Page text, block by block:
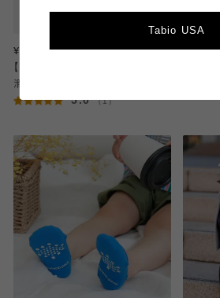
¥880
【キッズ】無縫製無地カバーソックス
滑止め付き / 16-18cm
5.0（1）
¥880
【キッ
Tabio USA